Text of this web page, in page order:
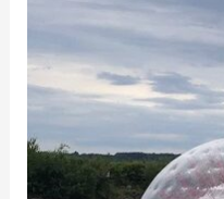
Wallerangriffen:
Zorbing